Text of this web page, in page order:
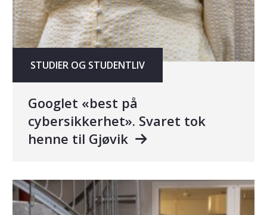
STUDIER OG STUDENTLIV
Googlet «best på
cybersikkerhet». Svaret tok
henne til Gjøvik